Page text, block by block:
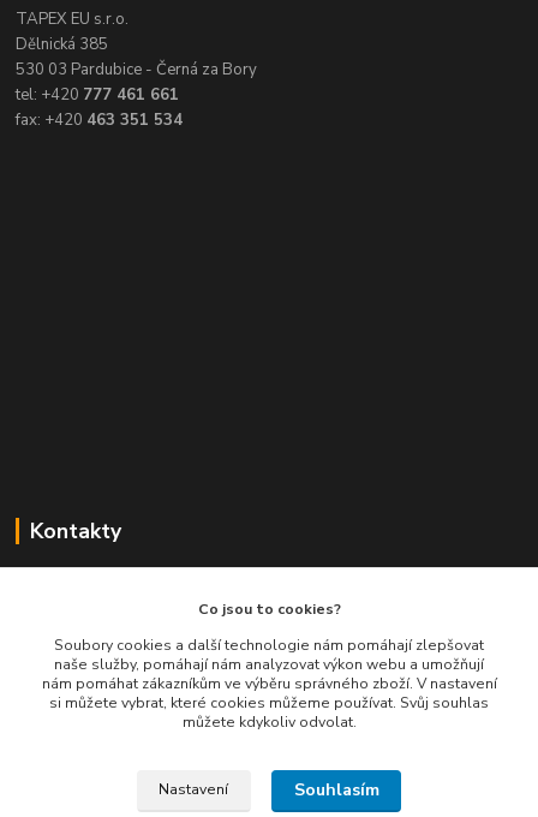
TAPEX EU s.r.o.
Dělnická 385
530 03 Pardubice - Černá za Bory
tel: +420 777 461 661
fax: +420 463 351 534
Kontakty
+420 777 461 661
(Po-Pá, 8-16 hod.)
info@balimespolu.cz
Co jsou to cookies?
Soubory cookies a další technologie nám pomáhají zlepšovat
naše služby, pomáhají nám analyzovat výkon webu a umožňují
nám pomáhat zákazníkům ve výběru správného zboží. V nastavení
si můžete vybrat, které cookies můžeme používat. Svůj souhlas
můžete kdykoliv odvolat.
Nastavení Souhlasím